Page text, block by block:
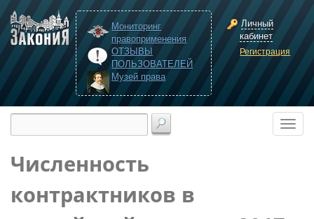
Мониторинг
правоприменения
ОТЗЫВЫ
ПОЛЬЗОВАТЕЛЕЙ
Музей права
Личный
кабинет
Регистрация
Численность
контрактников в